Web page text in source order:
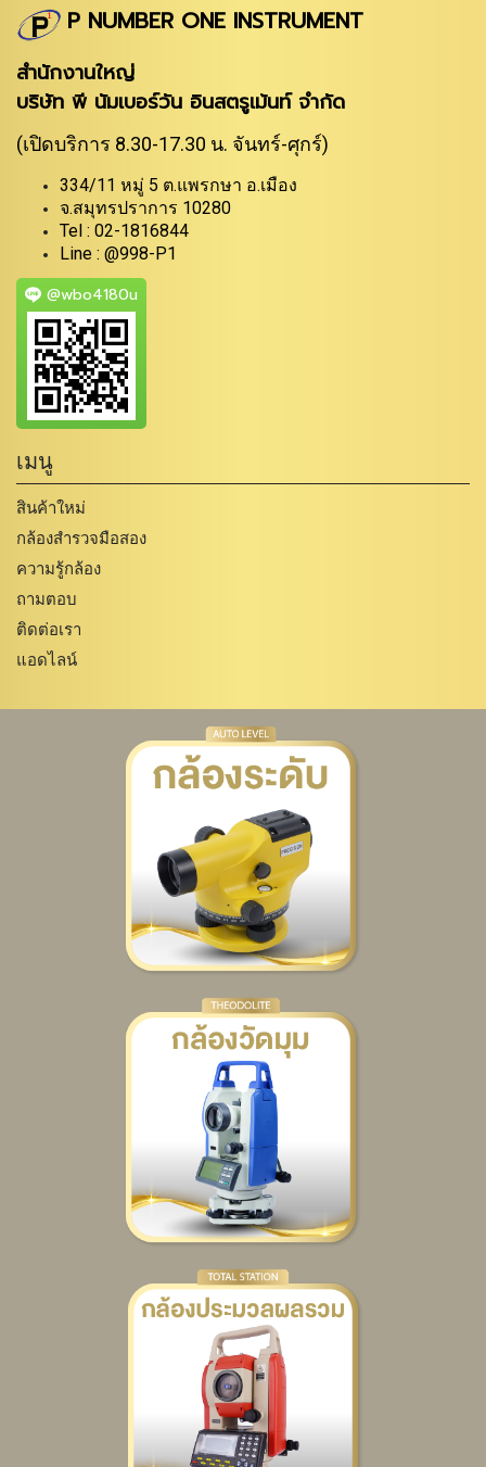
P NUMBER ONE INSTRUMENT
สำนักงานใหญ่
บริษัท พี นัมเบอร์วัน อินสตรูเม้นท์ จำกัด
(เปิดบริการ 8.30-17.30 น. จันทร์-ศุกร์)
334/11 หมู่ 5 ต.แพรกษา อ.เมือง
จ.สมุทรปราการ 10280
Tel : 02-1816844
Line : @998-P1
@wbo4180u
เมนู
สินค้าใหม่
กล้องสำรวจมือสอง
ความรู้กล้อง
ถามตอบ
ติดต่อเรา
แอดไลน์